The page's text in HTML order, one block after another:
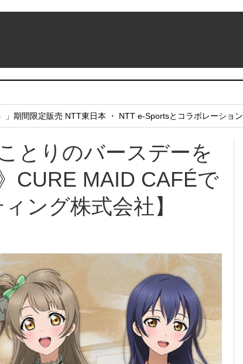
行のお知らせ
」期間限定販売 NTT東日本 ・ NTT e-Sportsとコラボレーション
とりのバースデーを
CURE MAID CAFÉで
ング株式会社】